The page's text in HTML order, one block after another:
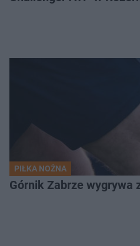
PIŁKA NOŻNA
Górnik Zabrze wygrywa